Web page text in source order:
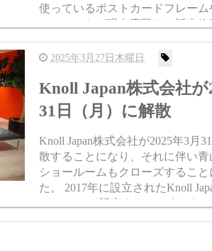
使っているポストカードフレーム
フレームなど現在庫限りで販売終
す。 【addLess/アドレス】特注
ーム 幅...
2025年3月27日木曜日
Knoll Japan株式会社が
31日（月）に解散
Knoll Japan株式会社が2025年3月
散することになり、それに伴い青
ショールームもクローズすること
た。 2017年に設立されたKnoll
noll Stduioの販売をしていました
なる...